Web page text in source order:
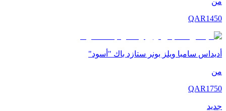
QAR1450
أديداس سامبا ويلز بونر ستازد باك "أسود"
من
QAR1750
جديد